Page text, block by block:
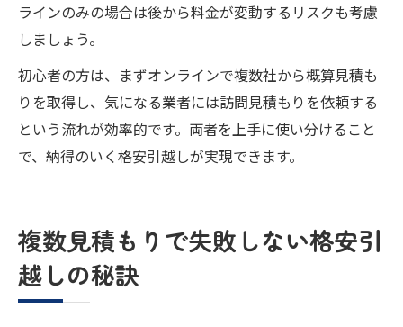
ラインのみの場合は後から料金が変動するリスクも考慮
しましょう。
初心者の方は、まずオンラインで複数社から概算見積も
りを取得し、気になる業者には訪問見積もりを依頼する
という流れが効率的です。両者を上手に使い分けること
で、納得のいく格安引越しが実現できます。
複数見積もりで失敗しない格安引
越しの秘訣